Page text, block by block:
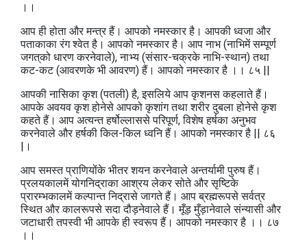
।।
आप ही होता और मन्त्र हैं। आपको नमस्कार है। आपकी ध्वजा और
पताकाका रंग श्वेत है। आपको नमस्कार है। आप नाभ (नाभिमें सम्पूर्ण
जगत्‌को धारण करनेवाले), नाभ्य (संसार-चक्रके नाभि-स्थान) तथा
कट-कट (आवरणके भी आवरण) हैं। आपको नमस्कार है ।। ८५ ||
आपकी नासिका कृश (पतली) है, इसलिये आप कृशनस कहलाते हैं।
आपके अवयव कृश होनेसे आपको कृशांग तथा शरीर दुबला होनेसे कृश
कहते हैं। आप अत्यन्त हर्षोल्लाससे परिपूर्ण, विशेष हर्षका अनुभव
करनेवाले और हर्षकी किल-किल ध्वनि हैं। आपको नमस्कार है || ८६
|।
आप समस्त प्राणियोंके भीतर शयन करनेवाले अन्तर्यामी पुरुष हैं।
प्रलयकालमें योगनिद्राका आश्रय लेकर सोते और सृष्टिके
प्रारम्भकालमें कल्पान्त निद्रासे जागते हैं। आप ब्रह्मरूपसे सर्वत्र
स्थित और कालरूपसे सदा दौड़नेवाले हैं। मूँड़ मुँड़ानेवाले संन्यासी और
जटाधारी तपस्वी भी आपके ही स्वरूप हैं। आपको नमस्कार है ।। ८७
।।